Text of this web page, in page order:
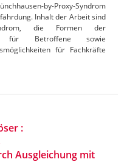
by-Proxy-Syndrom
Inhalt der Arbeit sind
die Formen der
für Betroffene sowie
für Fachkräfte
:
Ausgleichung mit